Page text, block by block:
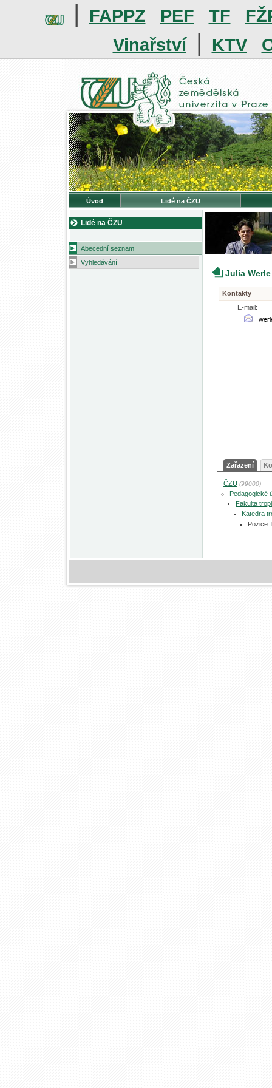
| FAPPZ PEF TF
Vinařství | KTV
Úvod Lidé na ČZU
Lidé na ČZU
Abecední seznam
Vyhledávání
Julia
Kontakty
E-mail:
Zařazení
ČZU (99000)
Pedagogické
Fakulta
Katedra
Pozice: